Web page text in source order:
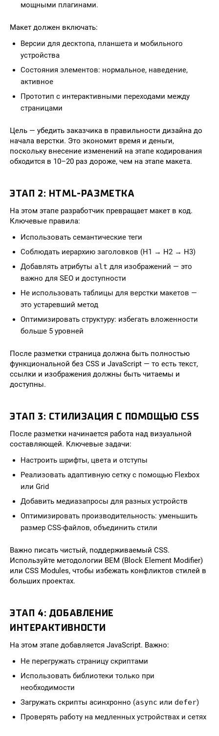
мощными плагинами.
Макет должен включать:
Версии для десктопа, планшета и мобильного
устройства
Состояния элементов: нормальное, наведение,
активное
Прототип с интерактивными переходами между
страницами
Цель — убедить заказчика в правильности дизайна до
начала верстки. Это экономит время и деньги,
поскольку внесение изменений на этапе кодирования
обходится в 10–20 раз дороже, чем на этапе макета.
ЭТАП 2: HTML-РАЗМЕТКА
На этом этапе разработчик превращает макет в код.
Ключевые правила:
Использовать семантические теги
Соблюдать иерархию заголовков (H1 → H2 → H3)
Добавлять атрибуты alt для изображений — это
важно для SEO и доступности
Не использовать таблицы для верстки макетов —
это устаревший метод
Оптимизировать структуру: избегать вложенности
больше 5 уровней
После разметки страница должна быть полностью
функциональной без CSS и JavaScript — то есть текст,
ссылки и изображения должны быть читаемы и
доступны.
ЭТАП 3: СТИЛИЗАЦИЯ С ПОМОЩЬЮ CSS
После разметки начинается работа над визуальной
составляющей. Ключевые задачи:
Настроить шрифты, цвета и отступы
Реализовать адаптивную сетку с помощью Flexbox
или Grid
Добавить медиазапросы для разных устройств
Оптимизировать производительность: уменьшить
размер CSS-файлов, объединить стили
Важно писать чистый, поддерживаемый CSS.
Используйте методологии BEM (Block Element Modifier)
или CSS Modules, чтобы избежать конфликтов стилей в
больших проектах.
ЭТАП 4: ДОБАВЛЕНИЕ
ИНТЕРАКТИВНОСТИ
На этом этапе добавляется JavaScript. Важно:
Не перегружать страницу скриптами
Использовать библиотеки только при
необходимости
Загружать скрипты асинхронно (async или defer)
Проверять работу на медленных устройствах и сетях